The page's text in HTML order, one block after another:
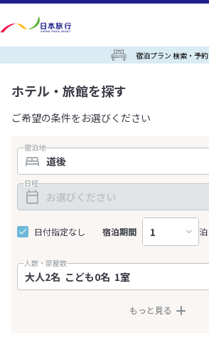
宿泊プラン 検索・予約
ホテル・旅館を探す
ご希望の条件をお選びください
宿泊地
日程
日付指定なし 宿泊期間 泊
人数・部屋数
もっと見る